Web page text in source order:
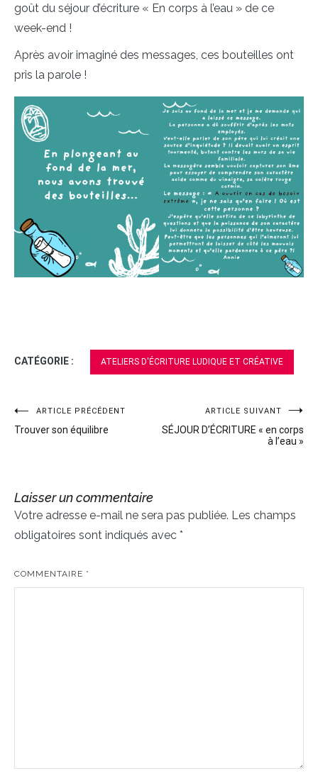
goût du séjour d’écriture « En corps à l’eau » de ce
week-end !
Après avoir imaginé des messages, ces bouteilles ont
pris la parole !
CATÉGORIE : ATELIERS D'ÉCRITURE LUDIQUE ET CRÉATIVE
Navigation
ARTICLE PRÉCÉDENT
Trouver son équilibre
ARTICLE SUIVANT
SÉJOUR D’ÉCRITURE « en corps
à l’eau »
Laisser un commentaire
Votre adresse e-mail ne sera pas publiée. Les champs
obligatoires sont indiqués avec *
COMMENTAIRE *